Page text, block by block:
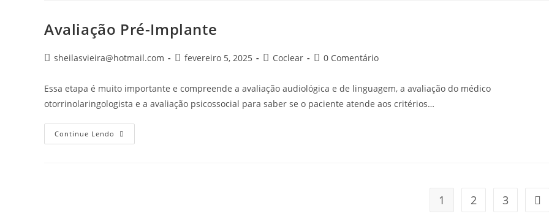
Avaliação Pré-Implante
Autor
post:
sheilasvieira@hotmail.com
Postfevereiro 5, 2025
Categoria
post:
Coclear
Comentários
post:
0 Comentário
Essa etapa é muito importante e compreende a avaliação audiológica e de linguagem, a avaliação do médico
otorrinolaringologista e a avaliação psicossocial para saber se o paciente atende aos critérios…
Continue Lendo Avaliação
Pré-
1 2 3 Ir